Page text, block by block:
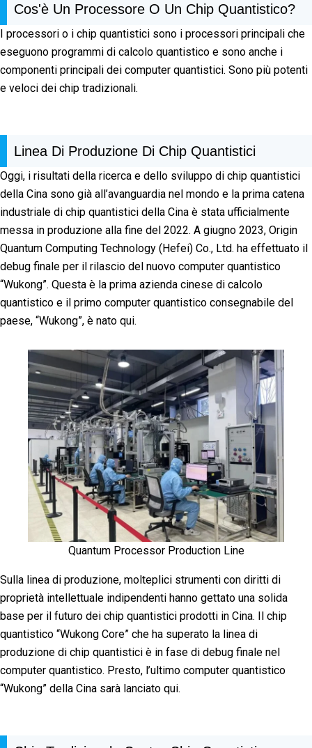
Cos'è Un Processore O Un Chip Quantistico?
I processori o i chip quantistici sono i processori principali che
eseguono programmi di calcolo quantistico e sono anche i
componenti principali dei computer quantistici. Sono più potenti
e veloci dei chip tradizionali.
Linea Di Produzione Di Chip Quantistici
Oggi, i risultati della ricerca e dello sviluppo di chip quantistici
della Cina sono già all’avanguardia nel mondo e la prima catena
industriale di chip quantistici della Cina è stata ufficialmente
messa in produzione alla fine del 2022. A giugno 2023, Origin
Quantum Computing Technology (Hefei) Co., Ltd. ha effettuato il
debug finale per il rilascio del nuovo computer quantistico
“Wukong”. Questa è la prima azienda cinese di calcolo
quantistico e il primo computer quantistico consegnabile del
paese, “Wukong”, è nato qui.
Quantum Processor Production Line
Sulla linea di produzione, molteplici strumenti con diritti di
proprietà intellettuale indipendenti hanno gettato una solida
base per il futuro dei chip quantistici prodotti in Cina. Il chip
quantistico “Wukong Core” che ha superato la linea di
produzione di chip quantistici è in fase di debug finale nel
computer quantistico. Presto, l’ultimo computer quantistico
“Wukong” della Cina sarà lanciato qui.